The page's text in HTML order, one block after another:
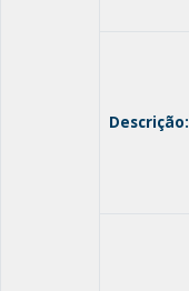
Descrição: